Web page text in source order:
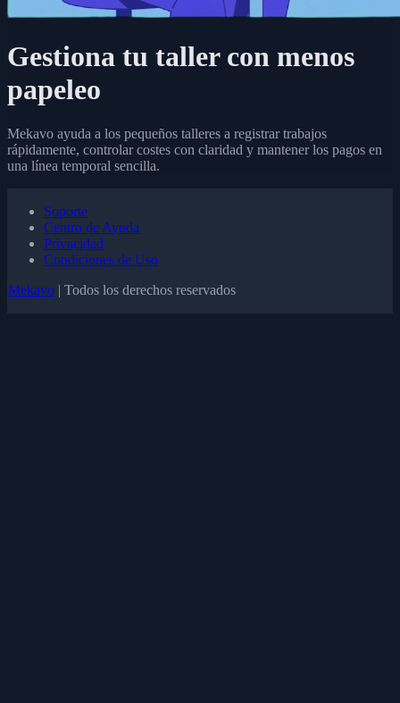
Gestiona tu taller con menos
papeleo
Mekavo ayuda a los pequeños talleres a registrar trabajos
rápidamente, controlar costes con claridad y mantener los pagos en
una línea temporal sencilla.
Soporte
Centro de Ayuda
Privacidad
Condiciones de Uso
Mekavo | Todos los derechos reservados